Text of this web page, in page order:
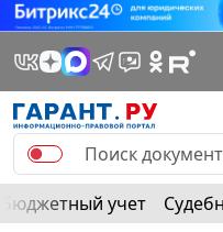
Бюджетный учет